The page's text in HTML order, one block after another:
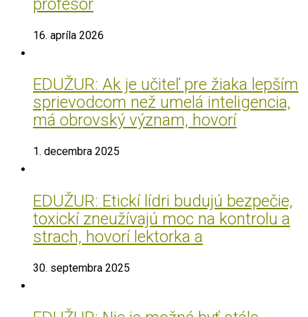
profesor
16. apríla 2026
EDUŽUR: Ak je učiteľ pre žiaka lepším
sprievodcom než umelá inteligencia,
má obrovský význam, hovorí
1. decembra 2025
EDUŽUR: Etickí lídri budujú bezpečie,
toxickí zneužívajú moc na kontrolu a
strach, hovorí lektorka a
30. septembra 2025